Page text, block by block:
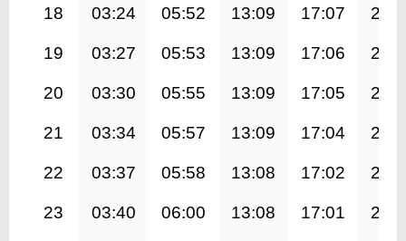
18 03:24 05:52 13:09 17:07
19 03:27 05:53 13:09 17:06
20 03:30 05:55 13:09 17:05
21 03:34 05:57 13:09 17:04
22 03:37 05:58 13:08 17:02
23 03:40 06:00 13:08 17:01